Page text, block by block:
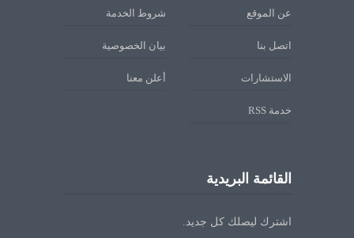
عن الموقع شروط الخدمة
اتصل بنا بيان الخصوصية
الاستشارات أعلن معنا
خدمة RSS
القائمة البريدية
اشترك ليصلك كل جديد.